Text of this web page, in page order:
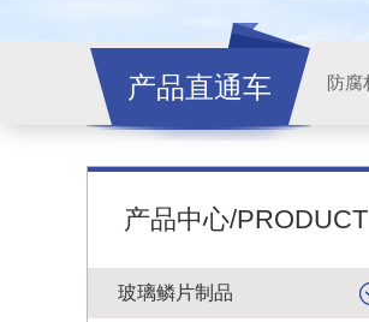
产品直通车
产品中心/PRODUCT
玻璃鳞片制品